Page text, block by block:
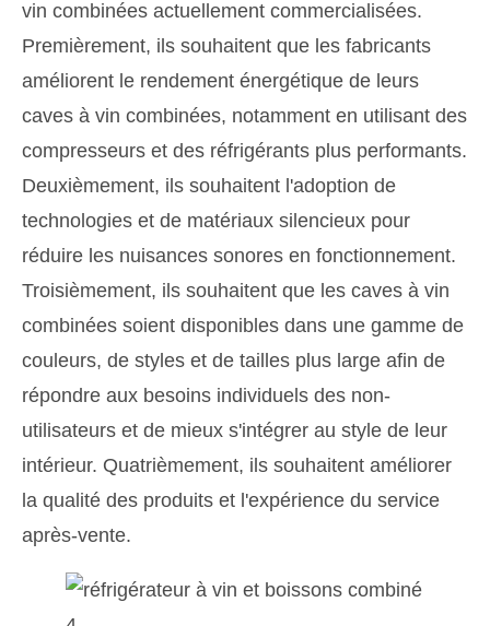
vin combinées actuellement commercialisées.
Premièrement, ils souhaitent que les fabricants
améliorent le rendement énergétique de leurs
caves à vin combinées, notamment en utilisant des
compresseurs et des réfrigérants plus performants.
Deuxièmement, ils souhaitent l'adoption de
technologies et de matériaux silencieux pour
réduire les nuisances sonores en fonctionnement.
Troisièmement, ils souhaitent que les caves à vin
combinées soient disponibles dans une gamme de
couleurs, de styles et de tailles plus large afin de
répondre aux besoins individuels des non-
utilisateurs et de mieux s'intégrer au style de leur
intérieur. Quatrièmement, ils souhaitent améliorer
la qualité des produits et l'expérience du service
après-vente.